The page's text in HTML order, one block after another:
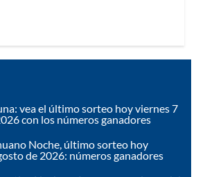
vea el último sorteo hoy viernes 7
con los números ganadores
Noche, último sorteo hoy
de 2026: números ganadores